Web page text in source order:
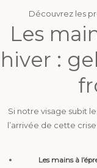
Découvrez les
Les
hiver :
Si notre visage subit
l’arrivée de cette
Les mains à